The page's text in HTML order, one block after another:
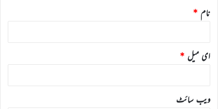
نام *
ای میل *
ویب‌ سائٹ